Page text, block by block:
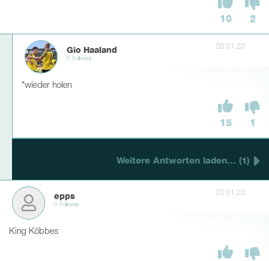
10 2
Gio Haaland
0 Follower
20.01.23
*wieder holen
15 1
Weitere Antworten laden... (1)
epps
0 Follower
20.01.23
King Köbbes